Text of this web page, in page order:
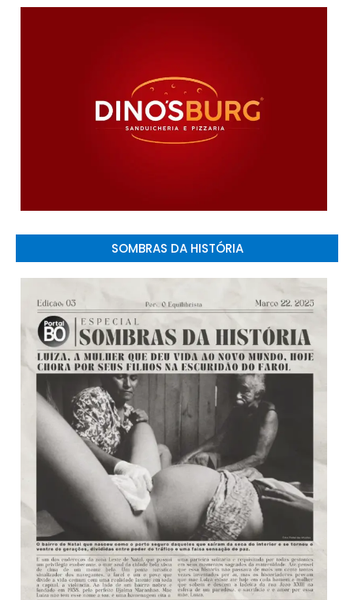
SOMBRAS DA HISTÓRIA